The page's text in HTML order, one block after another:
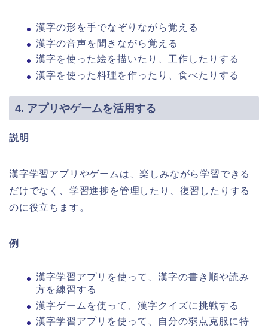
漢字の形を手でなぞりながら覚える
漢字の音声を聞きながら覚える
漢字を使った絵を描いたり、工作したりする
漢字を使った料理を作ったり、食べたりする
4. アプリやゲームを活用する
説明
漢字学習アプリやゲームは、楽しみながら学習できる
だけでなく、学習進捗を管理したり、復習したりする
のに役立ちます。
例
漢字学習アプリを使って、漢字の書き順や読み
方を練習する
漢字ゲームを使って、漢字クイズに挑戦する
漢字学習アプリを使って、自分の弱点克服に特